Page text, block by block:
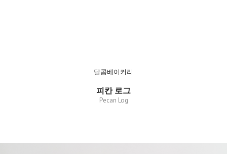
달콤베이커리
피칸 로그
Pecan Log